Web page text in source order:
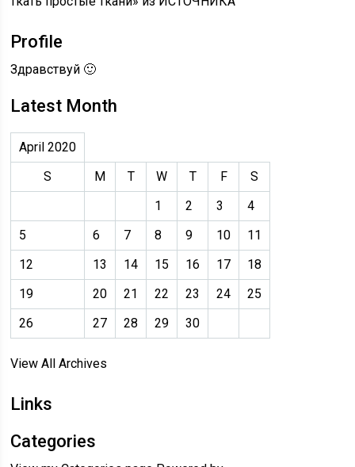
Profile
Здравствуй 🙂
Latest Month
April 2020
S
M T W T F
S
1
2 3
4
5
6 7 8 9 10
11
12
13 14 15 16 17
18
19
20 21 22 23 24
25
26
27 28 29 30
View All Archives
Links
Categories